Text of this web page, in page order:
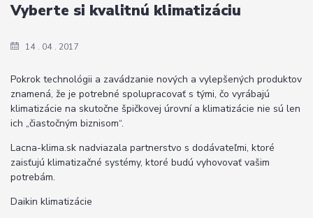
14 04 2017
Vyberte si kvalitnú klimatizáciu
Pokrok technológii a zavádzanie nových a vylepšených produktov
znamená, že je potrebné spolupracovať s tými, čo vyrábajú
klimatizácie na skutočne špičkovej úrovní a klimatizácie nie sú len
ich „čiastočným biznisom“.
Lacna-klima.sk nadviazala partnerstvo s dodávateľmi, ktoré
zaisťujú klimatizačné systémy, ktoré budú vyhovovať vašim
potrebám.
Daikin klimatizácie